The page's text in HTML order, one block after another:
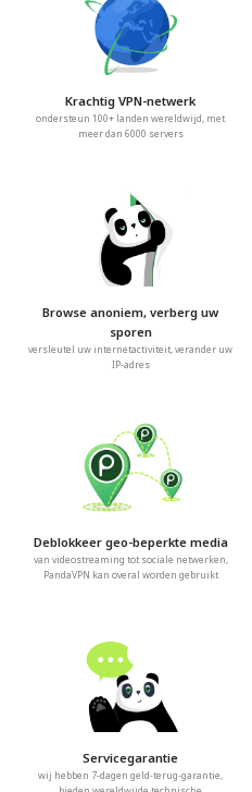
Krachtig VPN-netwerk
ondersteun 100+ landen wereldwijd, met
meer dan 6000 servers
Browse anoniem, verberg uw
sporen
versleutel uw internetactiviteit, verander uw
IP-adres
Deblokkeer geo-beperkte media
van videostreaming tot sociale netwerken,
PandaVPN kan overal worden gebruikt
Servicegarantie
wij hebben 7-dagen geld-terug-garantie,